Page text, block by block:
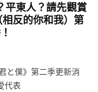
平東人？請先觀賞
反的你和我）第
と僕》第二季更新消
代表